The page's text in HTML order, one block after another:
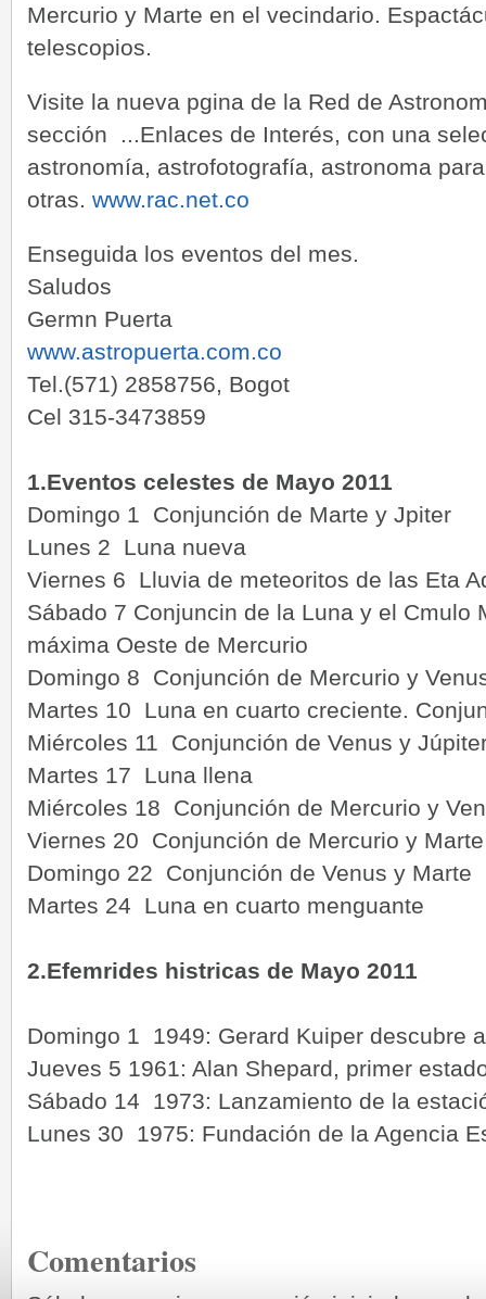
Mercurio y Marte en el vecindario.
telescopios.
Visite la nueva pgina de la Red de
sección ...Enlaces de Interés, con una
astronomía, astrofotografía, astronoma
otras. www.rac.net.co
Enseguida los eventos del mes.
Saludos
Germn Puerta
www.astropuerta.com.co
Tel.(571) 2858756, Bogot
Cel 315-3473859
1.Eventos celestes de Mayo 2011
Domingo 1 Conjunción de Marte y Jpiter
Lunes 2 Luna nueva
Viernes 6 Lluvia de meteoritos de las Eta
Sábado 7 Conjuncin de la Luna y el Cmulo
máxima Oeste de Mercurio
Domingo 8 Conjunción de Mercurio y
Martes 10 Luna en cuarto creciente.
Miércoles 11 Conjunción de Venus y
Martes 17 Luna llena
Miércoles 18 Conjunción de Mercurio y
Viernes 20 Conjunción de Mercurio y Marte
Domingo 22 Conjunción de Venus y Marte
Martes 24 Luna en cuarto menguante
2.Efemrides histricas de Mayo 2011
Domingo 1 1949: Gerard Kuiper descubre
Jueves 5 1961: Alan Shepard, primer
Sábado 14 1973: Lanzamiento de la
Lunes 30 1975: Fundación de la Agencia
Comentarios